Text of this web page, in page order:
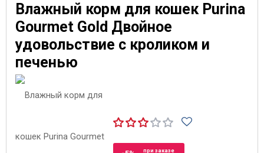
Влажный корм для кошек Purina
Gourmet Gold Двойное
удовольствие с кроликом и
печенью
при заказе